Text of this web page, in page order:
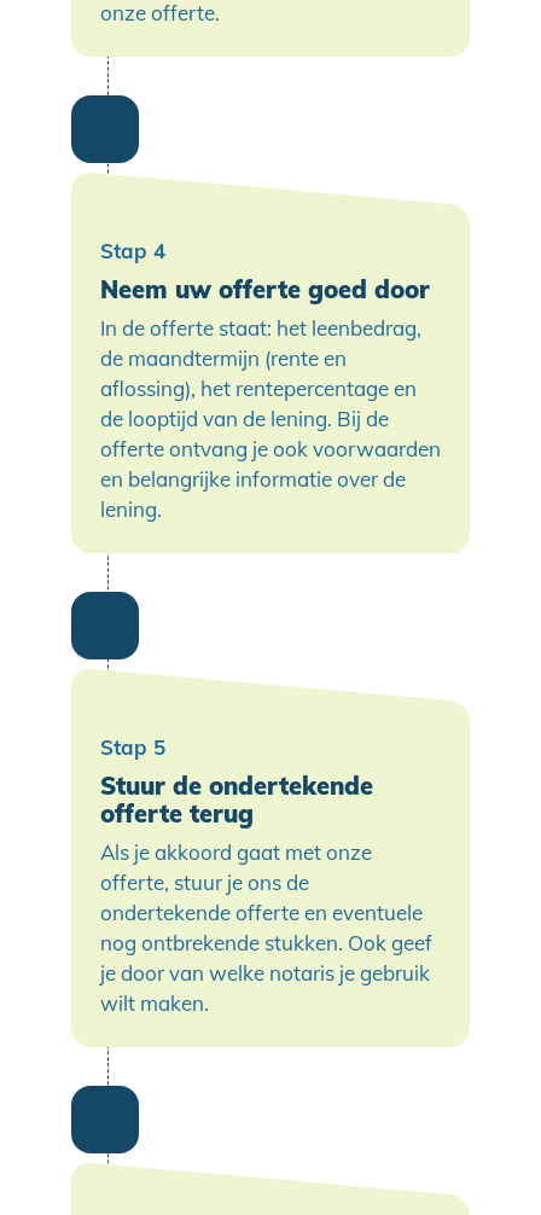
onze offerte.
Neem uw offerte goed door
In de offerte staat: het leenbedrag,
de maandtermijn (rente en
aflossing), het rentepercentage en
de looptijd van de lening. Bij de
offerte ontvang je ook voorwaarden
en belangrijke informatie over de
lening.
Stuur de ondertekende
offerte terug
Als je akkoord gaat met onze
offerte, stuur je ons de
ondertekende offerte en eventuele
nog ontbrekende stukken. Ook geef
je door van welke notaris je gebruik
wilt maken.